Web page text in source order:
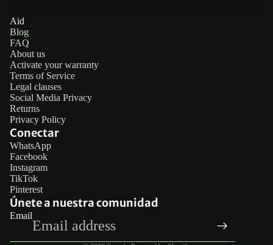
Aid
Blog
FAQ
About us
Activate your warranty
Terms of Service
Legal clauses
Social Media Privacy
Returns
Privacy Policy
Conectar
WhatsApp
Facebook
Instagram
TikTok
Pinterest
Únete a nuestra comunidad
Email
Terms of service
Contact information